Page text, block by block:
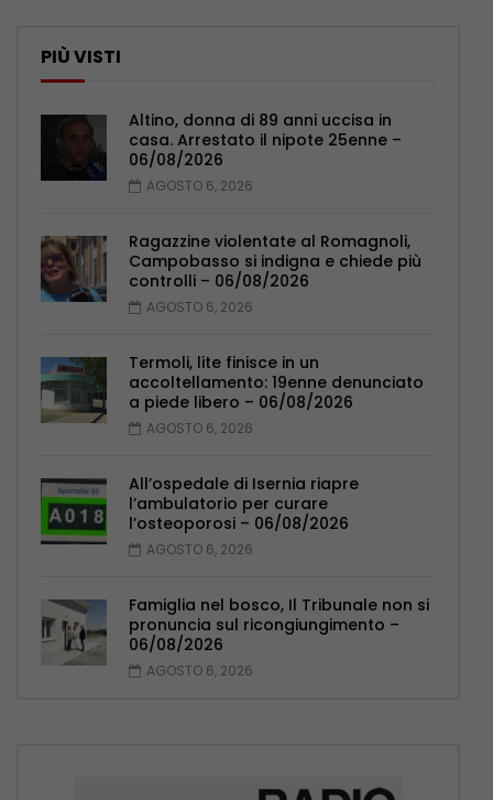
PIÙ VISTI
Altino, donna di 89 anni uccisa in
casa. Arrestato il nipote 25enne –
06/08/2026
AGOSTO 6, 2026
Ragazzine violentate al Romagnoli,
Campobasso si indigna e chiede più
controlli – 06/08/2026
AGOSTO 6, 2026
Termoli, lite finisce in un
accoltellamento: 19enne denunciato
a piede libero – 06/08/2026
AGOSTO 6, 2026
All’ospedale di Isernia riapre
l’ambulatorio per curare
l’osteoporosi – 06/08/2026
AGOSTO 6, 2026
Famiglia nel bosco, Il Tribunale non si
pronuncia sul ricongiungimento –
06/08/2026
AGOSTO 6, 2026